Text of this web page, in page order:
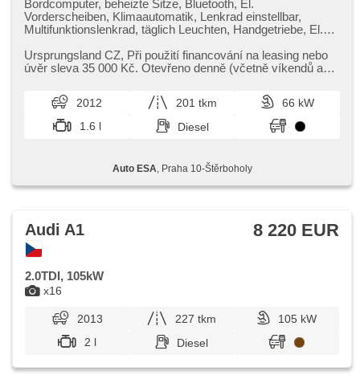
Bordcomputer, beheizte Sitze, Bluetooth, El.
Vorderscheiben, Klimaautomatik, Lenkrad einstellbar,
Multifunktionslenkrad, täglich Leuchten, Handgetriebe, El.
Zentralverriegelung mit Funkfernbedienung, Elektronisches
Stabilitätsprogramm (ESP), Scheibenwischersensor,
Alarmanlage, parkovací senzory zadní, isofix,
samostmívací zrcátka, Beifahrerairbagdeaktivierung,
Wegfahrsperre, 4x Airbag
Ursprungsland CZ,​ Při použití financování na leasing nebo
úvěr sleva 35 000 Kč. Otevřeno denně (včetně víkendů a
2012 201 tkm
66 kW
1.6 l
Diesel
Auto ESA , Praha 10-Štěrboholy
x16
Audi A1 8 220 EUR
2.0TDI, 105kW
2013 227 tkm
105 kW
2 l
Diesel